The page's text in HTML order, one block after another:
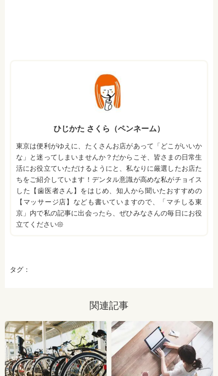
ひじかた さくら（ペンネーム）
東京は便利がゆえに、たくさんお店があって「どこがいいか
な」と迷ってしまいませんか？だからこそ、皆さまの日常生
活にお役立ていただけるようにと、私なりに厳選したお店た
ちをご紹介しています！デンタル意識が高めな私がチョイス
した【歯医者さん】をはじめ、知人から聞いたおすすめの
【マッサージ店】なども書いていますので、「マチしる東
京」内で私の記事に出会ったら、ぜひみなさんの毎日にお役
立てください𑁍
タグ：
関連記事